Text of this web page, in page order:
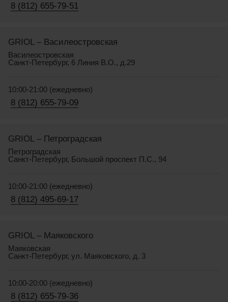
8 (812) 655-79-51
GRIOL – Василеостровская
Василеостровская
Санкт-Петербург, 6 Линия В.О., д.29
10:00-21:00 (ежедневно)
8 (812) 655-79-09
GRIOL – Петроградская
Петроградская
Санкт-Петербург, Большой проспект П.С., 94
10:00-21:00 (ежедневно)
8 (812) 495-69-17
GRIOL – Маяковского
Маяковская
Санкт-Петербург, ул. Маяковского, д. 3
10:00-20:00 (ежедневно)
8 (812) 655-79-36